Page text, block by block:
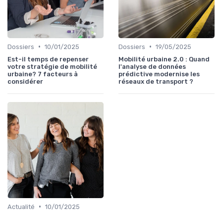
Dossiers • 10/01/2025
Est-il temps de repenser
votre stratégie de mobilité
urbaine? 7 facteurs à
considérer
Dossiers • 19/05/2025
Mobilité urbaine 2.0 : Quand
l'analyse de données
prédictive modernise les
réseaux de transport ?
Actualité • 10/01/2025